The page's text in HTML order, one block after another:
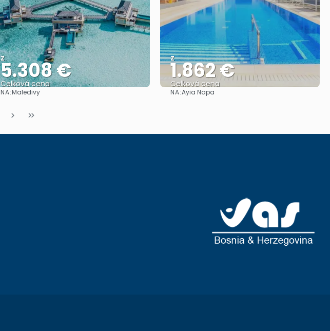
Z
5.308 €
Celková cena
NA:Maledivy
Z
1.862 €
Celková cena
NA:Ayia Napa